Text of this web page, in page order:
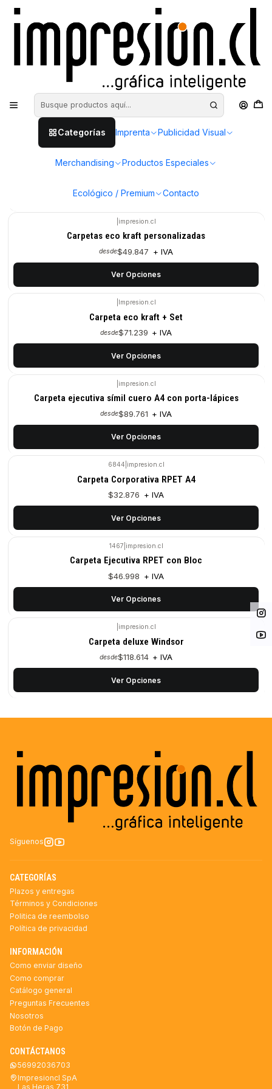
Categorías Imprenta Publicidad Visual
Merchandising Productos Especiales
Ecológico / Premium Contacto
Impresion.cl
Carpetas oficio personalizadas
$102.044 + IVA
Ver Opciones
Carpetas corporativas tamaño carta
Ver Opciones
impresion.cl
Carpetas eco kraft personalizadas
desde$49.847 + IVA
Ver Opciones
Impresion.cl
Carpeta eco kraft + Set
desde$71.239 + IVA
Ver Opciones
impresion.cl
Carpeta ejecutiva símil cuero A4 con porta-lápices
desde$89.761 + IVA
Ver Opciones
6844 impresion.cl
Carpeta Corporativa RPET A4
$32.876 + IVA
Ver Opciones
1467 impresion.cl
Carpeta Ejecutiva RPET con Bloc
$46.998 + IVA
Ver Opciones
impresion.cl
Carpeta deluxe Windsor
desde$118.614 + IVA
Ver Opciones
Síguenos
CATEGORÍAS
Plazos y entregas
Términos y Condiciones
Politica de reembolso
Política de privacidad
INFORMACIÓN
Como enviar diseño
Como comprar
Catálogo general
Preguntas Frecuentes
Nosotros
Botón de Pago
CONTÁCTANOS
56992036703
Impresioncl SpA
Las Heras 731